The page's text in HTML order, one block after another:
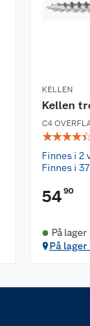
KELLEN
Kellen
C4
☆☆☆☆
Finnes i 2
Finnes i
5490
På lager
På